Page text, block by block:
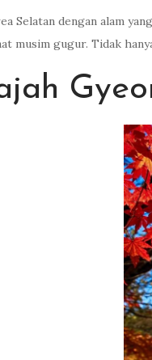
Selatan dengan alam
musim gugur. Tidak